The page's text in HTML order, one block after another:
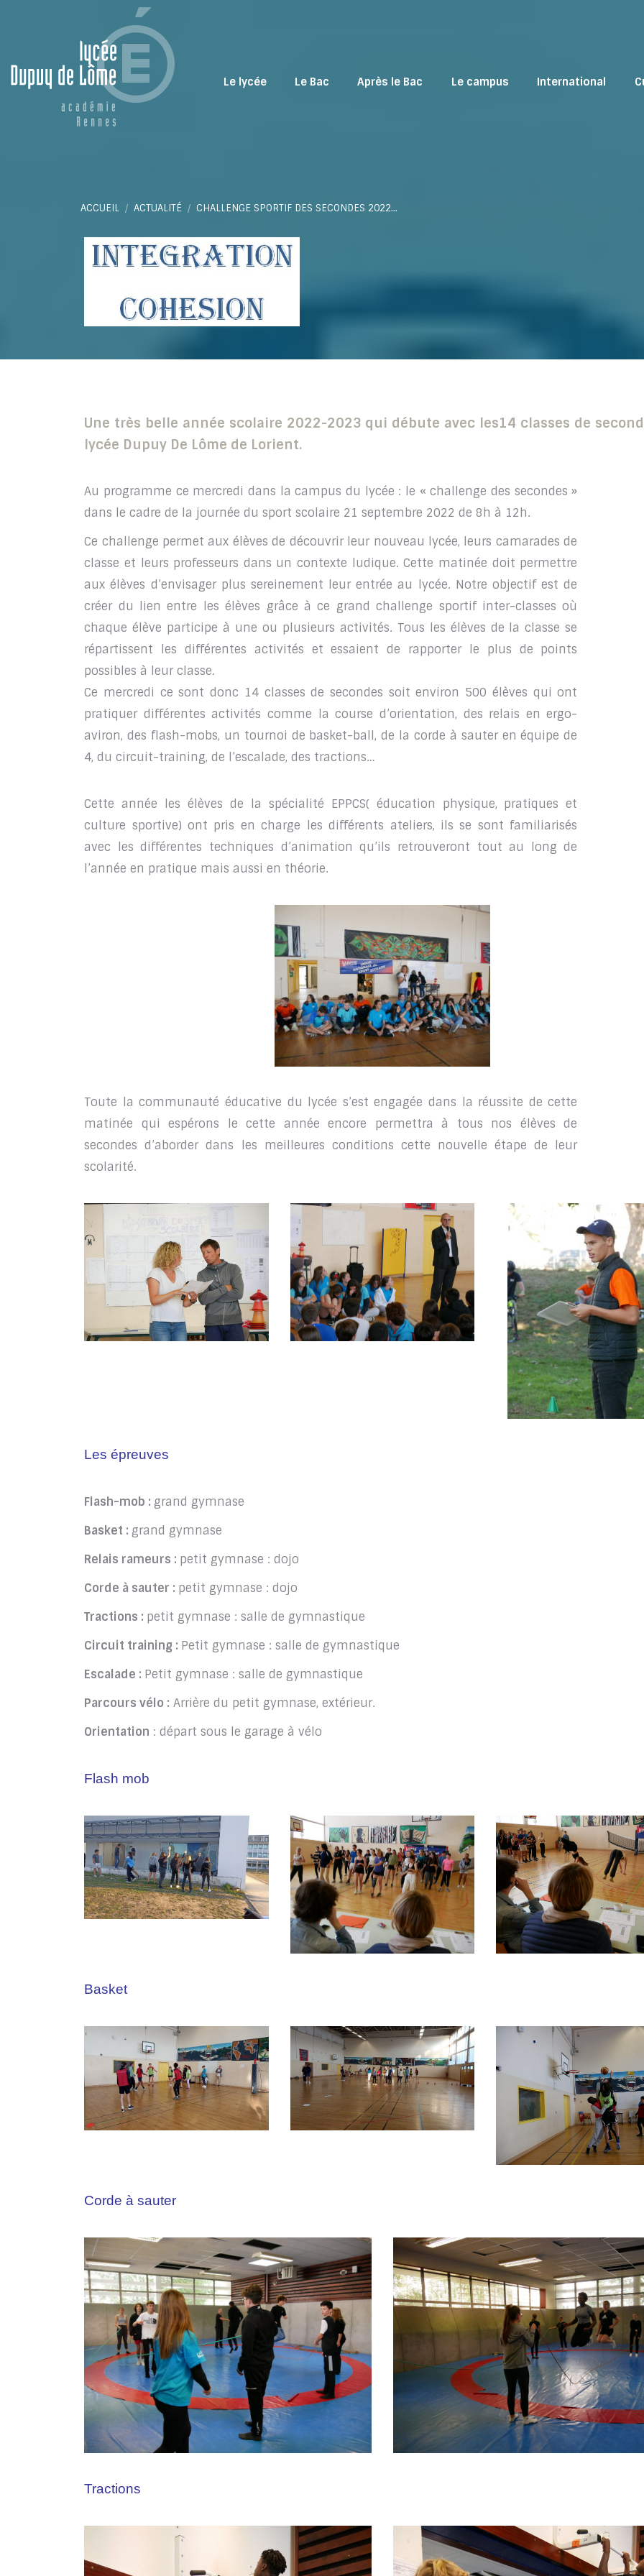
Le lycée Le Bac Après le Bac Le campus International
Vous êtes ici :
ACCUEIL ACTUALITÉ CHALLENGE SPORTIF DES SECONDES 2022…
Une très belle année scolaire 2022-2023 qui débute avec les14 classes de
lycée Dupuy De Lôme de Lorient.
Au programme ce mercredi dans la campus du lycée : le « challenge des secondes »
dans le cadre de la journée du sport scolaire 21 septembre 2022 de 8h à 12h.
Ce challenge permet aux élèves de découvrir leur nouveau lycée, leurs camarades de
classe et leurs professeurs dans un contexte ludique. Cette matinée doit permettre
aux élèves d’envisager plus sereinement leur entrée au lycée. Notre objectif est de
créer du lien entre les élèves grâce à ce grand challenge sportif inter-classes où
chaque élève participe à une ou plusieurs activités. Tous les élèves de la classe se
répartissent les différentes activités et essaient de rapporter le plus de points
possibles à leur classe.
Ce mercredi ce sont donc 14 classes de secondes soit environ 500 élèves qui ont
pratiquer différentes activités comme la course d’orientation, des relais en ergo-
aviron, des flash-mobs, un tournoi de basket-ball, de la corde à sauter en équipe de
4, du circuit-training, de l’escalade, des tractions…
Cette année les élèves de la spécialité EPPCS( éducation physique, pratiques et
culture sportive) ont pris en charge les différents ateliers, ils se sont familiarisés
avec les différentes techniques d’animation qu’ils retrouveront tout au long de
l’année en pratique mais aussi en théorie.
Toute la communauté éducative du lycée s’est engagée dans la réussite de cette
matinée qui espérons le cette année encore permettra à tous nos élèves de
secondes d’aborder dans les meilleures conditions cette nouvelle étape de leur
scolarité.
Les épreuves
Flash-mob :grand gymnase
Basket :grand gymnase
Relais rameurs : petit gymnase : dojo
Corde à sauter : petit gymnase : dojo
Tractions : petit gymnase : salle de gymnastique
Circuit training : Petit gymnase : salle de gymnastique
Escalade : Petit gymnase : salle de gymnastique
Parcours vélo : Arrière du petit gymnase, extérieur.
Orientation : départ sous le garage à vélo
Flash mob
Basket
Corde à sauter
Tractions